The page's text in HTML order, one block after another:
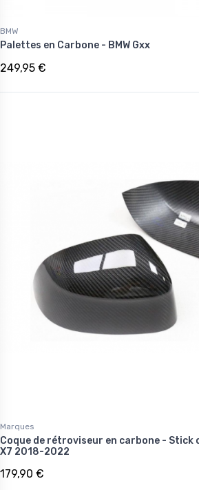
BMW
Palettes en Carbone - BMW Gxx
249,95 €
Marques
Coque de rétroviseur en carbone - Stick
X7 2018-2022
179,90 €